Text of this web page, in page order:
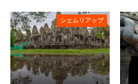
シェムリアップ